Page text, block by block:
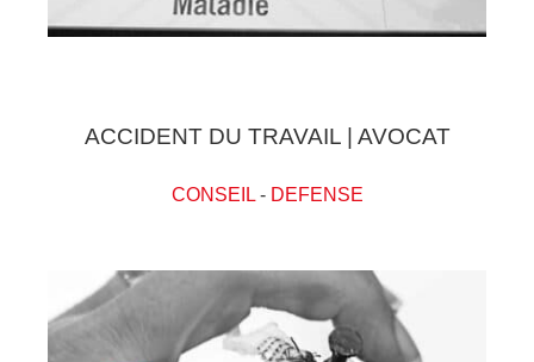
ACCIDENT DU TRAVAIL | AVOCAT
CONSEIL- DEFENSE